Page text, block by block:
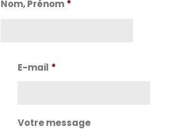
Nom, Prénom *
E-mail *
Votre message